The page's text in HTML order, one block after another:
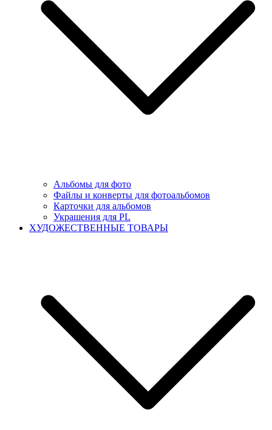
Альбомы для фото
Файлы и конверты для фотоальбомов
Карточки для альбомов
Украшения для PL
ХУДОЖЕСТВЕННЫЕ ТОВАРЫ